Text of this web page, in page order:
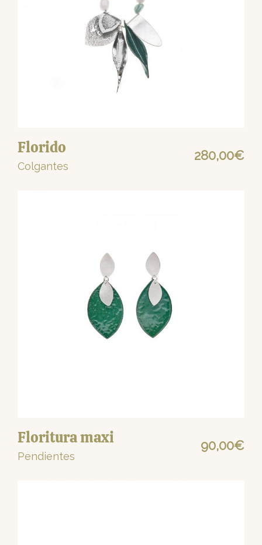
Florido
Colgantes
280,00€
Floritura maxi
Pendientes
90,00€